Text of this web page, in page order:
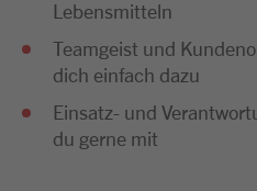
Lebensmitteln
Teamgeist und
dich einfach dazu
Einsatz- und
du gerne mit